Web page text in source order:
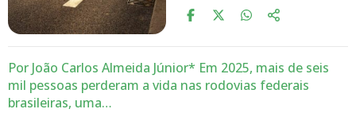
Por João Carlos Almeida Júnior* Em 2025, mais de seis
mil pessoas perderam a vida nas rodovias federais
brasileiras, uma…